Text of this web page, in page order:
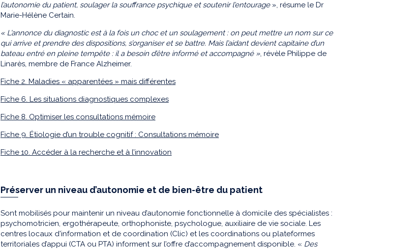
l’autonomie du patient, soulager la souffrance psychique et soutenir l’entourage», résume le Dr
Marie-Hélène Certain.
« L’annonce du diagnostic est à la fois un choc et un soulagement : on peut mettre un nom sur ce
qui arrive et prendre des dispositions, s’organiser et se battre. Mais l’aidantdevient capitaine d’un
bateau entré en pleine tempête : il a besoin d’être informé et accompagné », révèle Philippe de
Linarès, membre de France Alzheimer.
Fiche 2. Maladies « apparentées » mais différentes
Fiche 6. Les situations diagnostiques complexes
Fiche 8. Optimiser les consultations mémoire
Fiche 9. Étiologie d’un trouble cognitif : Consultations mémoire
Fiche 10. Accéder à la recherche et à l’innovation
Préserver un niveau d’autonomie et de bien-être du patient
Sont mobilisés pour maintenir un niveau d’autonomie fonctionnelle à domicile des spécialistes :
psychomotricien, ergothérapeute, orthophoniste, psychologue, auxiliaire de vie sociale. Les
centres locaux d'information et de coordination (Clic) et les coordinations ou plateformes
territoriales d’appui (CTA ou PTA) informent sur l’offre d’accompagnement disponible. « Des